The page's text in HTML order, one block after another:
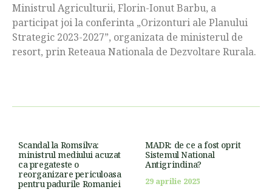
Ministrul Agriculturii, Florin-Ionut Barbu, a
participat joi la conferinta „Orizonturi ale Planului
Strategic 2023-2027”, organizata de ministerul de
resort, prin Reteaua Nationala de Dezvoltare Rurala.
Scandal la Romsilva:
ministrul mediului acuzat
ca pregateste o
reorganizare periculoasa
pentru padurile Romaniei
MADR: de ce a fost oprit
Sistemul National
Antigrindina?
29 aprilie 2025